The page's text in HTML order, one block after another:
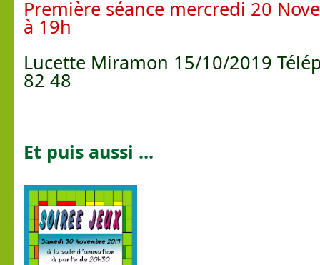
Première séance mercredi 20
à 19h
Lucette Miramon 15/10/2019
82 48
Et puis aussi ...